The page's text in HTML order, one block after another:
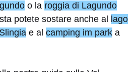
o la roggia di Lagundo
potete sostare anche al
lago
Slingia e al camping im park a